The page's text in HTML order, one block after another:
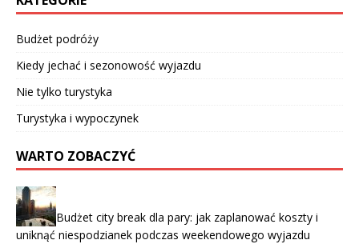
Budżet podróży
Kiedy jechać i sezonowość wyjazdu
Nie tylko turystyka
Turystyka i wypoczynek
WARTO ZOBACZYĆ
Budżet city break dla pary: jak zaplanować koszty i
uniknąć niespodzianek podczas weekendowego wyjazdu